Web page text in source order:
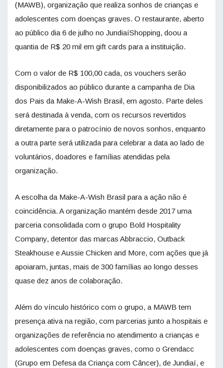
(MAWB), organização que realiza sonhos de crianças e
adolescentes com doenças graves. O restaurante, aberto
ao público dia 6 de julho no JundiaíShopping, doou a
quantia de R$ 20 mil em gift cards para a instituição.
Com o valor de R$ 100,00 cada, os vouchers serão
disponibilizados ao público durante a campanha de Dia
dos Pais da Make-A-Wish Brasil, em agosto. Parte deles
será destinada à venda, com os recursos revertidos
diretamente para o patrocínio de novos sonhos, enquanto
a outra parte será utilizada para celebrar a data ao lado de
voluntários, doadores e famílias atendidas pela
organização.
A escolha da Make-A-Wish Brasil para a ação não é
coincidência. A organização mantém desde 2017 uma
parceria consolidada com o grupo Bold Hospitality
Company, detentor das marcas Abbraccio, Outback
Steakhouse e Aussie Chicken and More, com ações que já
apoiaram, juntas, mais de 300 famílias ao longo desses
quase dez anos de colaboração.
Além do vínculo histórico com o grupo, a MAWB tem
presença ativa na região, com parcerias junto a hospitais e
organizações de referência no atendimento a crianças e
adolescentes com doenças graves, como o Grendacc
(Grupo em Defesa da Criança com Câncer), de Jundiaí, e